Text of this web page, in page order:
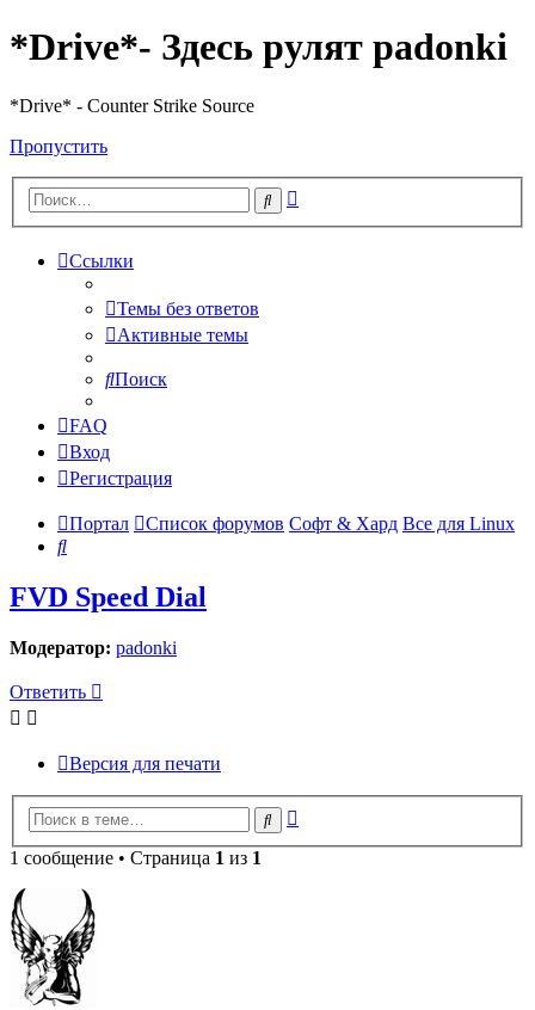
*Drive*- Здесь рулят padonki
*Drive* - Counter Strike Source
Пропустить
Поиск
Ссылки
Темы без ответов
Активные темы
Поиск
FAQ
Вход
Регистрация
Портал Список форумов Софт & Хард Все для Linux
Поиск
FVD Speed Dial
Модератор: padonki
Ответить
Версия для печати
Поиск
1 сообщение • Страница 1 из 1